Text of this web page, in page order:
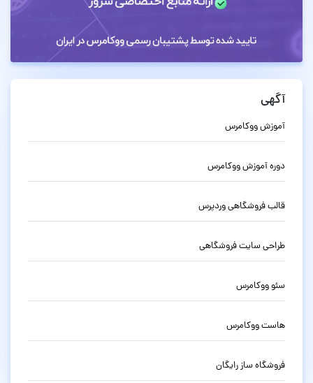
آگهی
آموزش ووکامرس
دوره آموزش ووکامرس
قالب فروشگاهی وردپرس
طراحی سایت فروشگاهی
سئو ووکامرس
هاست ووکامرس
فروشگاه ساز رایگان